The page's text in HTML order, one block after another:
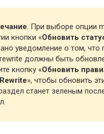
. При выборе опции
кнопки «Обновить
уведомление о том, что
должны быть
кнопку «Обновить
», чтобы обновить
станет зеленым